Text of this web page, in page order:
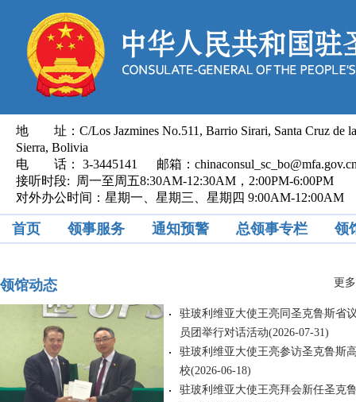
地 址：C/Los Jazmines No.511, Barrio Sirari, Santa Cruz de la
Sierra, Bolivia
电 话： 3-3445141 邮箱：
接听时段: 周一至周五8:30AM-12:30AM，2:00PM-6:00PM
对外办公时间：星期一、星期三、星期四 9:00AM-12:00AM
首页 领事服务 通知预警 总领事专栏 领
领馆动态 更
驻玻利维亚大使王亮同圣克鲁斯省
员团举行对话活动(2026-07-31)
驻玻利维亚大使王亮参访圣克鲁斯
校(2026-06-18)
驻玻利维亚大使王亮拜会新任圣克